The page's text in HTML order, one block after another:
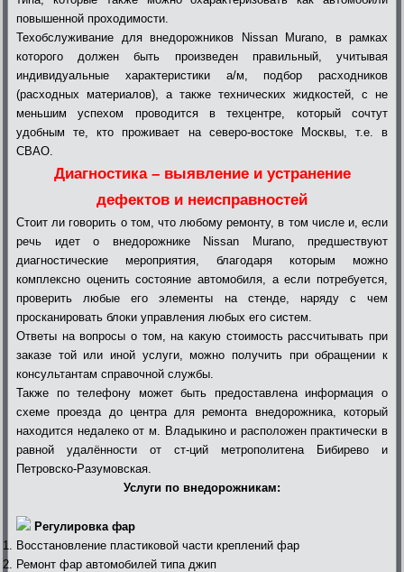
повышенной проходимости.
Техобслуживание для внедорожников Nissan Murano, в рамках
которого должен быть произведен правильный, учитывая
индивидуальные характеристики а/м, подбор расходников
(расходных материалов), а также технических жидкостей, с не
меньшим успехом проводится в техцентре, который сочтут
удобным те, кто проживает на северо-востоке Москвы, т.е. в
СВАО.
Диагностика – выявление и устранение
дефектов и неисправностей
Стоит ли говорить о том, что любому ремонту, в том числе и, если
речь идет о внедорожнике Nissan Murano, предшествуют
диагностические мероприятия, благодаря которым можно
комплексно оценить состояние автомобиля, а если потребуется,
проверить любые его элементы на стенде, наряду с чем
просканировать блоки управления любых его систем.
Ответы на вопросы о том, на какую стоимость рассчитывать при
заказе той или иной услуги, можно получить при обращении к
консультантам справочной службы.
Также по телефону может быть предоставлена информация о
схеме проезда до центра для ремонта внедорожника, который
находится недалеко от м. Владыкино и расположен практически в
равной удалённости от ст-ций метрополитена Бибирево и
Петровско-Разумовская.
Услуги по внедорожникам:
Регулировка фар
Восстановление пластиковой части креплений фар
Ремонт фар автомобилей типа джип